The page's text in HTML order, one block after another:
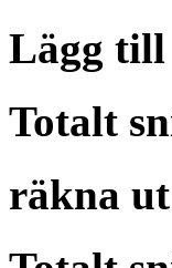
Lägg till
Totalt
räkna